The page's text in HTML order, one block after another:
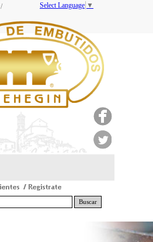
Buscar
Select Language ▼
/